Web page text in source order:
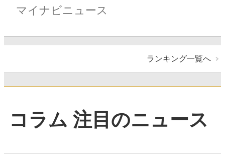
マイナビニュース
ランキング一覧へ
コラム 注目のニュース